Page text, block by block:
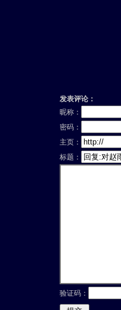
发表评论：
昵称：
密码：
主页：
标题：
验证码：